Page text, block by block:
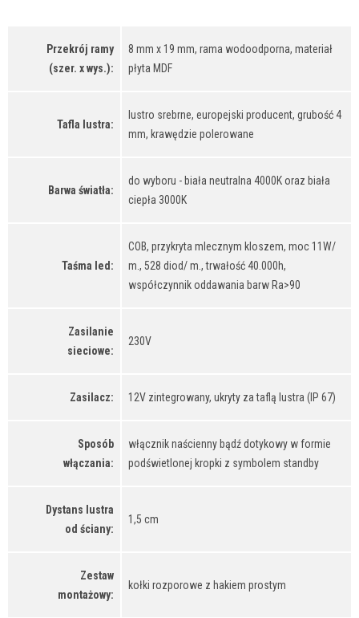
Przekrój ramy
(szer. x wys.):
8 mm x 19 mm, rama wodoodporna, materiał
płyta MDF
Tafla lustra:
lustro srebrne, europejski producent, grubość 4
mm, krawędzie polerowane
Barwa światła:
do wyboru - biała neutralna 4000K oraz biała
ciepła 3000K
Taśma led:
COB, przykryta mlecznym kloszem, moc 11W/
m., 528 diod/ m., trwałość 40.000h,
współczynnik oddawania barw Ra>90
Zasilanie
sieciowe:
230V
Zasilacz: 12V zintegrowany, ukryty za taflą lustra (IP 67)
Sposób
włączania:
włącznik naścienny bądź dotykowy w formie
podświetlonej kropki z symbolem standby
Dystans lustra
od ściany:
1,5 cm
Zestaw
montażowy:
kołki rozporowe z hakiem prostym